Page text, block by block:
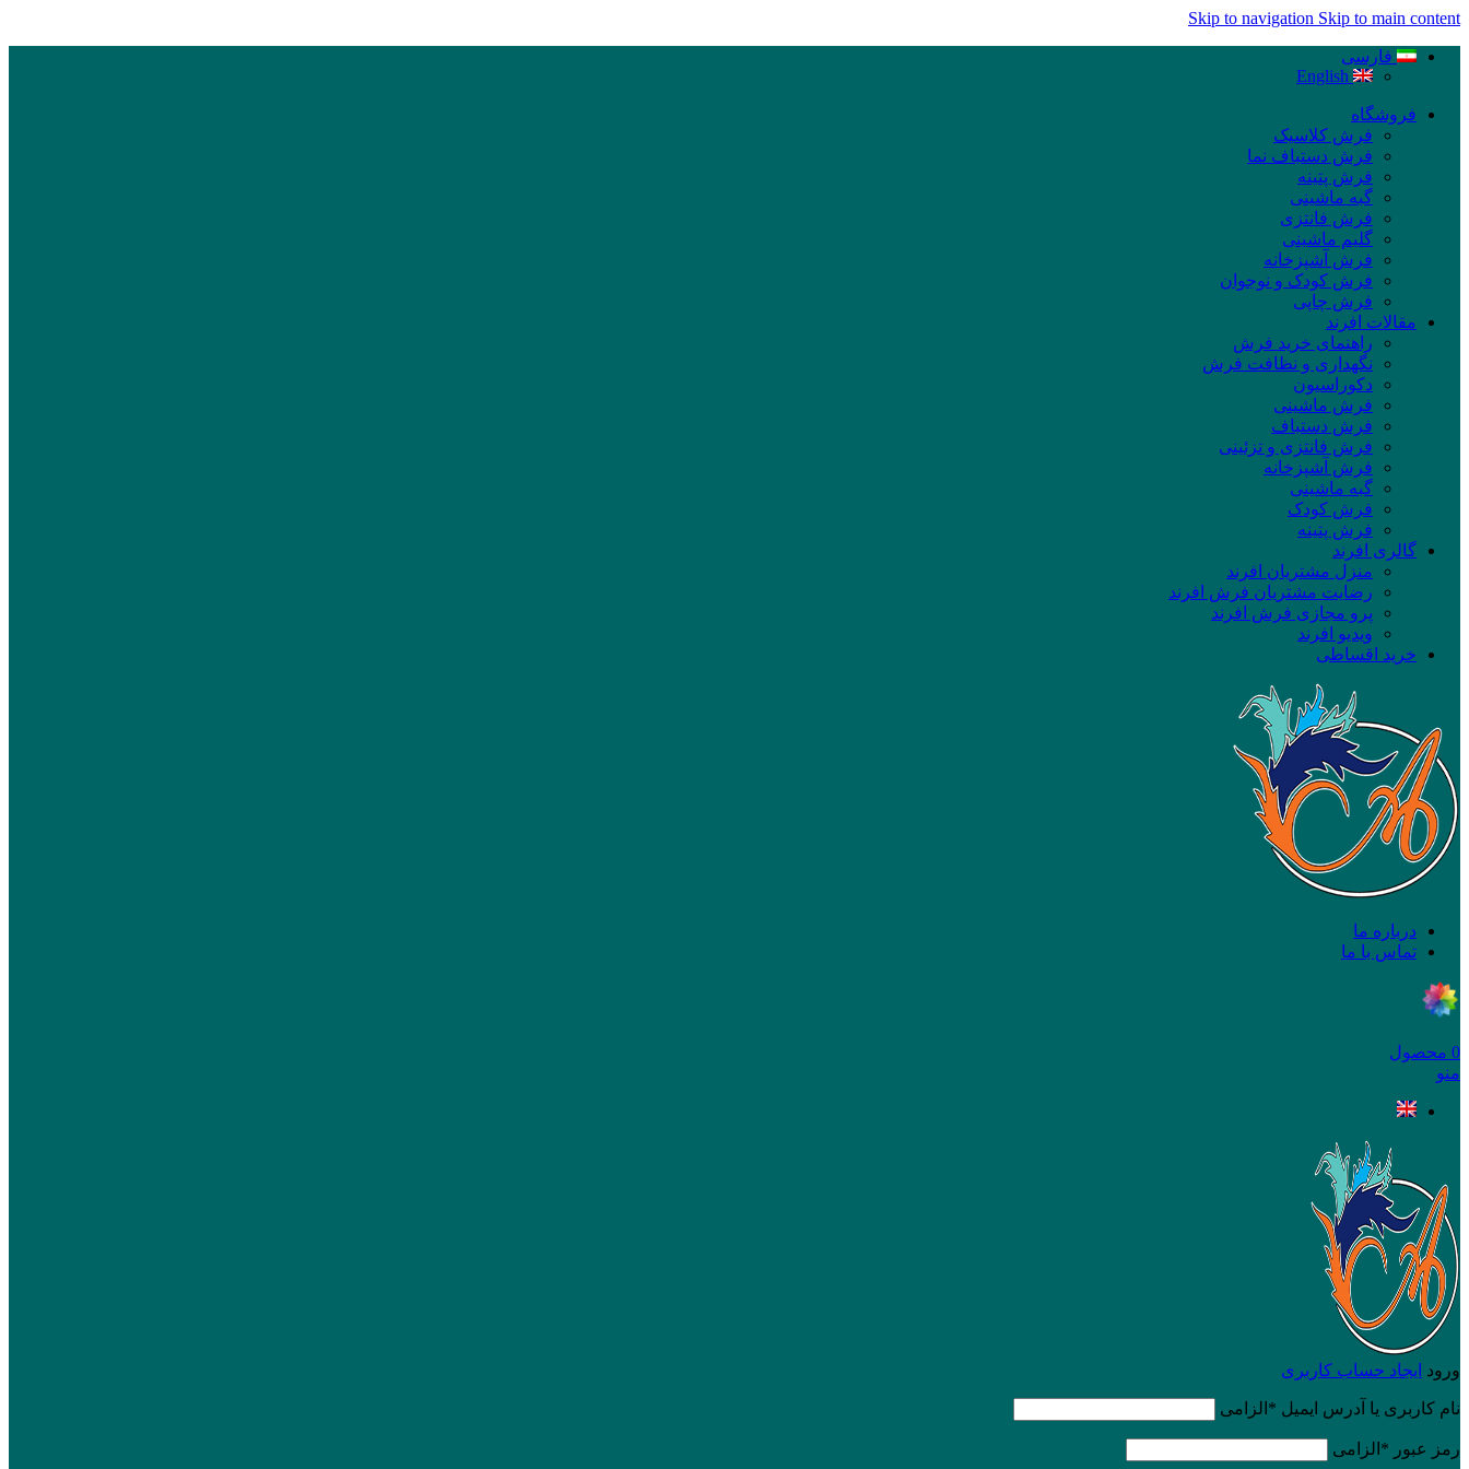
Skip to navigation Skip to main content
فارسی
English
فروشگاه
فرش کلاسیک
فرش دستباف نما
فرش پتینه
گبه ماشینی
فرش فانتزی
گلیم ماشینی
فرش آشپزخانه
فرش کودک و نوجوان
فرش چاپی
مقالات افرند
راهنمای خرید فرش
نگهداری و نظافت فرش
دکوراسیون
فرش ماشینی
فرش دستباف
فرش فانتزی و تزئینی
فرش آشپزخانه
گبه ماشینی
فرش کودک
فرش پتینه
گالری افرند
منزل مشتریان افرند
رضایت مشتریان فرش افرند
پرو مجازی فرش افرند
ویدیو افرند
خرید اقساطی
درباره ما
تماس با ما
0 محصول
منو
ورود ایجاد حساب کاربری
نام کاربری یا آدرس ایمیل * الزامی
رمز عبور * الزامی